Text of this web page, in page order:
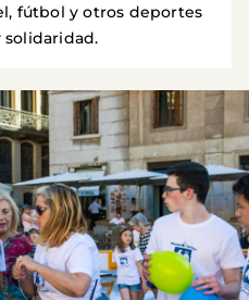
fútbol y otros deportes